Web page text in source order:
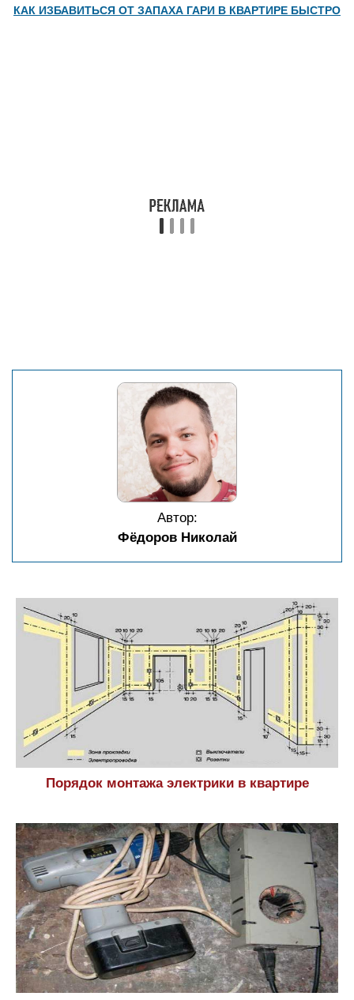
КАК ИЗБАВИТЬСЯ ОТ ЗАПАХА ГАРИ В КВАРТИРЕ БЫСТРО
Автор:
Фёдоров Николай
Порядок монтажа электрики в квартире